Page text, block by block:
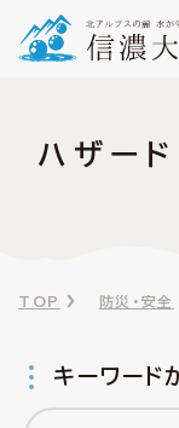
ハザード
TOP 防災・安全
キーワード